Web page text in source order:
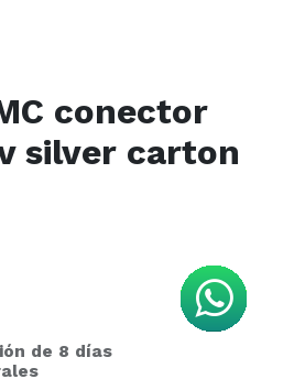
conector
silver carton
de 8 días